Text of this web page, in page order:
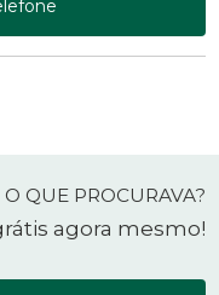
QUE PROCURAVA?
agora mesmo!